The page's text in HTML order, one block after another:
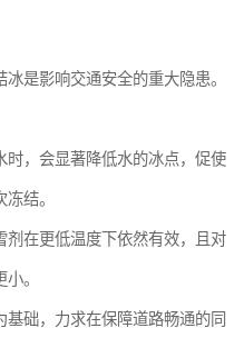
是影响交通安全的重大隐患。
，会显著降低水的冰点，促使
结。
在更低温度下依然有效，且对
。
础，力求在保障道路畅通的同